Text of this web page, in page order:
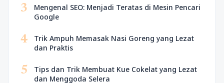
3
Mengenal SEO: Menjadi Teratas di Mesin Pencari
Google
4
Trik Ampuh Memasak Nasi Goreng yang Lezat
dan Praktis
5
Tips dan Trik Membuat Kue Cokelat yang Lezat
dan Menggoda Selera